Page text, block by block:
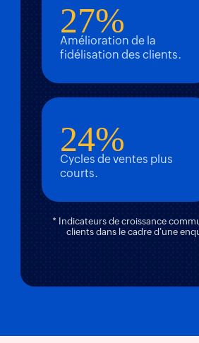
27%
Amélioration de la
fidélisation des clients.
24%
Cycles de ventes plus
courts.
* Indicateurs de croissance
clients dans le cadre d'une